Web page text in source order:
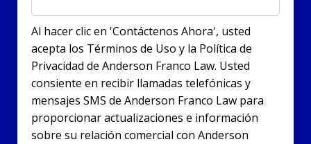
Al hacer clic en 'Contáctenos Ahora', usted
acepta los Términos de Uso y la Política de
Privacidad de Anderson Franco Law. Usted
consiente en recibir llamadas telefónicas y
mensajes SMS de Anderson Franco Law para
proporcionar actualizaciones e información
sobre su relación comercial con Anderson